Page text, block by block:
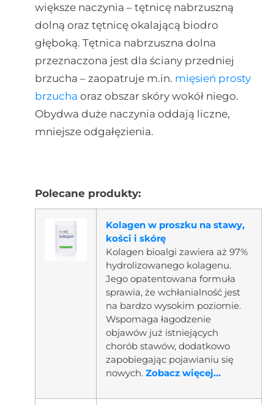
większe naczynia – tętnicę nabrzuszną
dolną oraz tętnicę okalającą biodro
głęboką. Tętnica nabrzuszna dolna
przeznaczona jest dla ściany przedniej
brzucha – zaopatruje m.in. mięsień prosty
brzucha oraz obszar skóry wokół niego.
Obydwa duże naczynia oddają liczne,
mniejsze odgałęzienia.
Polecane produkty:
Kolagen w proszku na stawy,
kości i skórę
Kolagen bioalgi zawiera aż 97%
hydrolizowanego kolagenu.
Jego opatentowana formuła
sprawia, że wchłanialność jest
na bardzo wysokim poziomie.
Wspomaga łagodzenie
objawów już istniejących
chorób stawów, dodatkowo
zapobiegając pojawianiu się
nowych. Zobacz więcej...